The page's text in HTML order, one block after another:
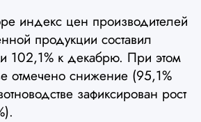
индекс цен производителей
продукции составил
102,1% к декабрю. При этом
отмечено снижение (95,1%
зафиксирован рост